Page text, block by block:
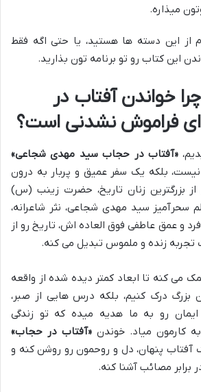
میذاره.
از این دسته ها هستید، یا حتی اگه فقط
این کتاب رو تو برنامه تون بذارید.
خواندن آفتاب در
فراموش نشدنی است؟
«آفتاب در حجاب سید مهدی شجاعی»
نیست، بلکه یک سفر عمیق و پربار به درون
از بزرگترین زنان تاریخ، حضرت زینب (س)
سید مهدی شجاعی، نثر شاعرانه،
و عمق عاطفی فوق العاده اش، تاریخ رو از
زنده و ملموس تبدیل می کنه.
می کنه تا ابعاد کمتر دیده شده از واقعه
بزرگ درک کنیم، بلکه درس هایی از صبر،
رو به ما هدیه میده که تو زندگی
کارمون میاد. خوندن «آفتاب در حجاب»
آفتاب پنهان، دل و روحمون رو روشن کنه و
برابر مصائب آشنا کنه.